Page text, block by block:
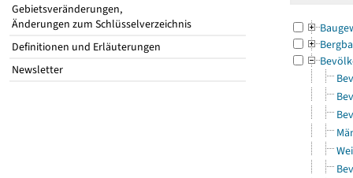
Gebietsveränderungen,
Änderungen zum Schlüsselverzeichnis
Definitionen und Erläuterungen
Newsletter